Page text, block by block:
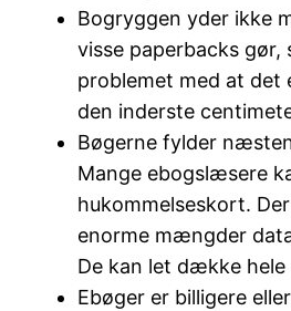
Bogryggen yder ikke
visse paperbacks gør,
problemet med at
den inderste
Bøgerne fylder
Mange ebogslæsere
hukommelseskort.
enorme mængder
De kan let dække
Ebøger er billigere